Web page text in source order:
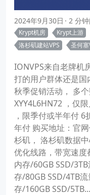
2024年9月30日 2 分
Krypt机房
Krypt上游
洛杉矶建站VPS
圣何塞
IONVPS来自老牌机
打的用户群体还是国
秋季促销活动， 多
XYY4L6HN72 ，仅
，限季付或半年付
年付 购买地址：官
杉矶， 洛杉矶数据
优化线路，带宽速
内存/60GB SSD/
存/80GB SSD/4TB
存/160GB SSD/5TB...